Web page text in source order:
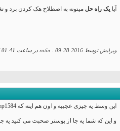
آیا یک راه حل میتونه به اصطلاح هک کردن برد و
ویرایش توسط ratin : 09-28-2016 در ساعت
01:41 PM
این وسط یه چیزی عجیبه و اون هم اینه که mp1584 توانایی تحمل 3 آمپر رو هم داره.
و این که شما یه جا از بوستر صحبت می کنید یه جا از